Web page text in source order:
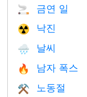
🚬 금연 일
☢️ 낙진
🌧 날씨
🔥 남자 폭스
⚒️ 노동절